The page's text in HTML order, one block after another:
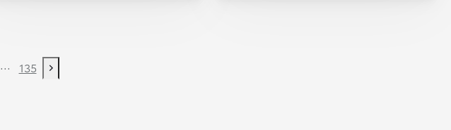
... 135
Next page